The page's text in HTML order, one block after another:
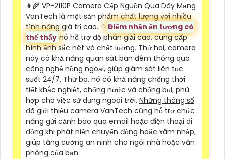
👩‍🌾 VP-2110P Camera Cấp Nguồn Qua Dây Mạng
VanTech là một sản phẩm chất lượng với nhiều
tính năng giá trị cao. ♢ Điểm nhấn ấn tượng có
thể thấy nó hỗ trợ độ phân giải cao, cung cấp
hình ảnh sắc nét và chất lượng. Thứ hai, camera
này có khả năng quan sát ban đêm thông qua
công nghệ hồng ngoại, giúp giám sát liên tục
suốt 24/7. Thứ ba, nó có khả năng chống thời
tiết khắc nghiệt, chống nước và chống bụi, phù
hợp cho việc sử dụng ngoài trời. Những thông số
đã giới thiệu camera VanTech cũng hỗ trợ chức
năng gửi cảnh báo qua email hoặc điện thoại di
động khi phát hiện chuyển động hoặc xâm nhập,
giúp tăng cường an ninh cho ngôi nhà hoặc văn
phòng của bạn.